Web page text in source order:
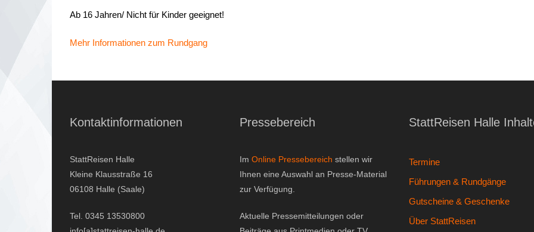
Ab 16 Jahren/ Nicht für Kinder geeignet!
Mehr Informationen zum Rundgang
Kontaktinformationen
StattReisen Halle
Kleine Klausstraße 16
06108 Halle (Saale)
Tel. 0345 13530800
Pressebereich
Im Online Pressebereich stellen wir
Ihnen eine Auswahl an Presse-Material
zur Verfügung.
Aktuelle Pressemitteilungen oder
StattReisen Halle
Termine
Führungen & Rundgänge
Gutscheine & Geschenke
Über StattReisen